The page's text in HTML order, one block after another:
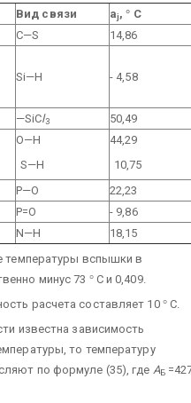
Вид связи aj,° С
C—S
14,86
Si—H - 4,58
—SiCl3
50,49
О—Н
S—H
44,29
10,75
Р—О
22,23
Р=О
- 9,86
N—H
18,15
температуры вспышки в
минус 73 °С и 0,409.
расчета составляет 10 °С.
известна зависимость
то температуру
по формуле (35), где АБ